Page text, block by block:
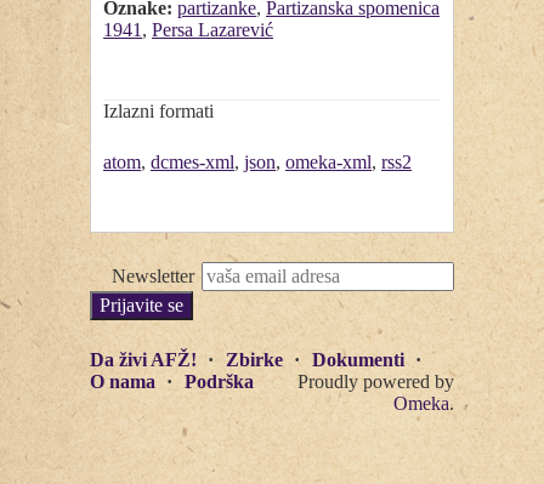
Oznake: partizanke, Partizanska spomenica
1941 , Persa Lazarević
Izlazni formati
atom, dcmes-xml, json, omeka-xml, rss2
Newsletter
Da živi AFŽ! Zbirke
Dokumenti
O nama
Podrška
Proudly powered by
Omeka.